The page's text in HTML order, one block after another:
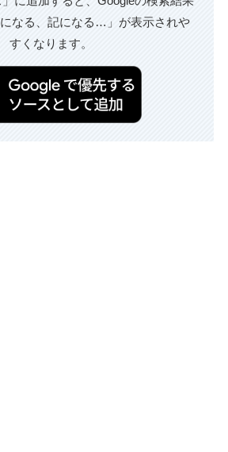
なる、記になる…」が表示されや
すくなります。